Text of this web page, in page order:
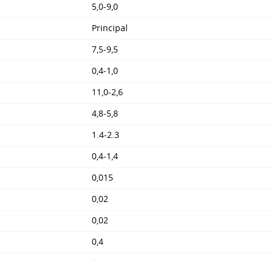
5,0-9,0
Principal
7,5-9,5
0,4-1,0
11,0-2,6
4,8-5,8
1.4-2.3
0,4-1,4
0,015
0,02
0,02
0,4